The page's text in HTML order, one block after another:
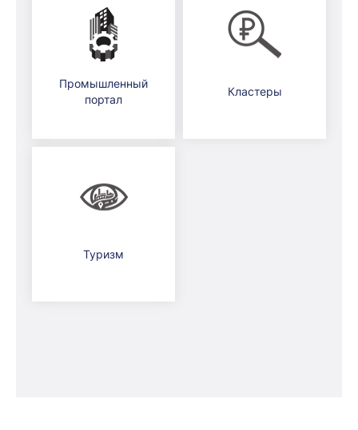
Промышленный
портал
Кластеры
Туризм